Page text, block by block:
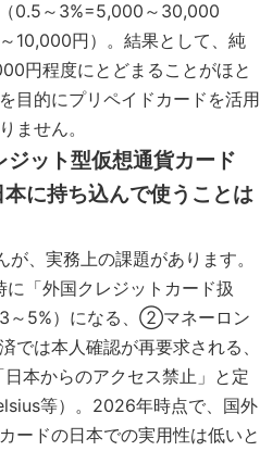
0.5～3%=5,000～30,000
10,000円）。結果として、純
円程度にとどまることがほと
目的にプリペイドカードを活用
ません。
ット型仮想通貨カード
に持ち込んで使うことは
、実務上の課題があります。
「外国クレジットカード扱
～5%）になる、②マネーロン
では本人確認が再要求される、
本からのアクセス禁止」と定
等）。2026年時点で、国外
ードの日本での実用性は低いと